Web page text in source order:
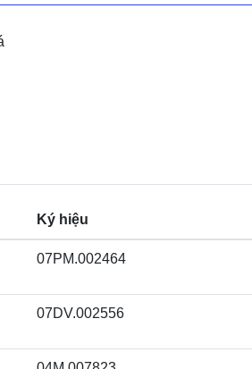
Ký hiệu
07PM.002464
07DV.002556